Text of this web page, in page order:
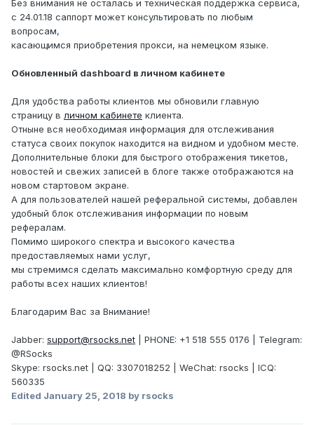
Без внимания не осталась и техническая поддержка сервиса,
с 24.01.18 саппорт может консультировать по любым
вопросам,
касающимся приобретения прокси, на немецком языке.
Обновленный dashboard в личном кабинете
Для удобства работы клиентов мы обновили главную
страницу в личном кабинете клиента.
Отныне вся необходимая информация для отслеживания
статуса своих покупок находится на видном и удобном месте.
Дополнительные блоки для быстрого отображения тикетов,
новостей и свежих записей в блоге также отображаются на
новом стартовом экране.
А для пользователей нашей реферальной системы, добавлен
удобный блок отслеживания информации по новым
рефералам.
Помимо широкого спектра и высокого качества
предоставляемых нами услуг,
мы стремимся сделать максимально комфортную среду для
работы всех наших клиентов!
Благодарим Вас за Внимание!
Jabber: support@rsocks.net | PHONE: +1 518 555 0176 | Telegram:
@RSocks
Skype: rsocks.net | QQ: 3307018252 | WeChat: rsocks | ICQ:
560335
Edited January 25, 2018 by rsocks